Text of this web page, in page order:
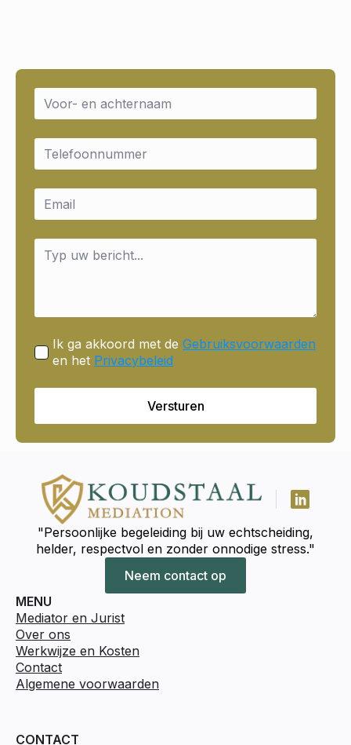
Name
Email
Email
Message
Ik ga akkoord met de Gebruiksvoorwaarden
en het Privacybeleid
Versturen
"Persoonlijke begeleiding bij uw echtscheiding,
helder, respectvol en zonder onnodige stress."
Neem contact op
MENU
Mediator en Jurist
Over ons
Werkwijze en Kosten
Contact
Algemene voorwaarden
CONTACT